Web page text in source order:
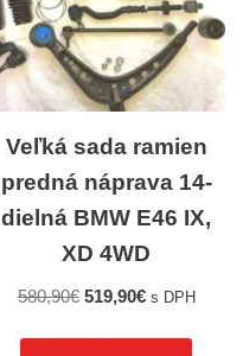
Veľká sada ramien
predná náprava 14-
dielná BMW E46 IX,
XD 4WD
580,90€ 519,90€ s DPH